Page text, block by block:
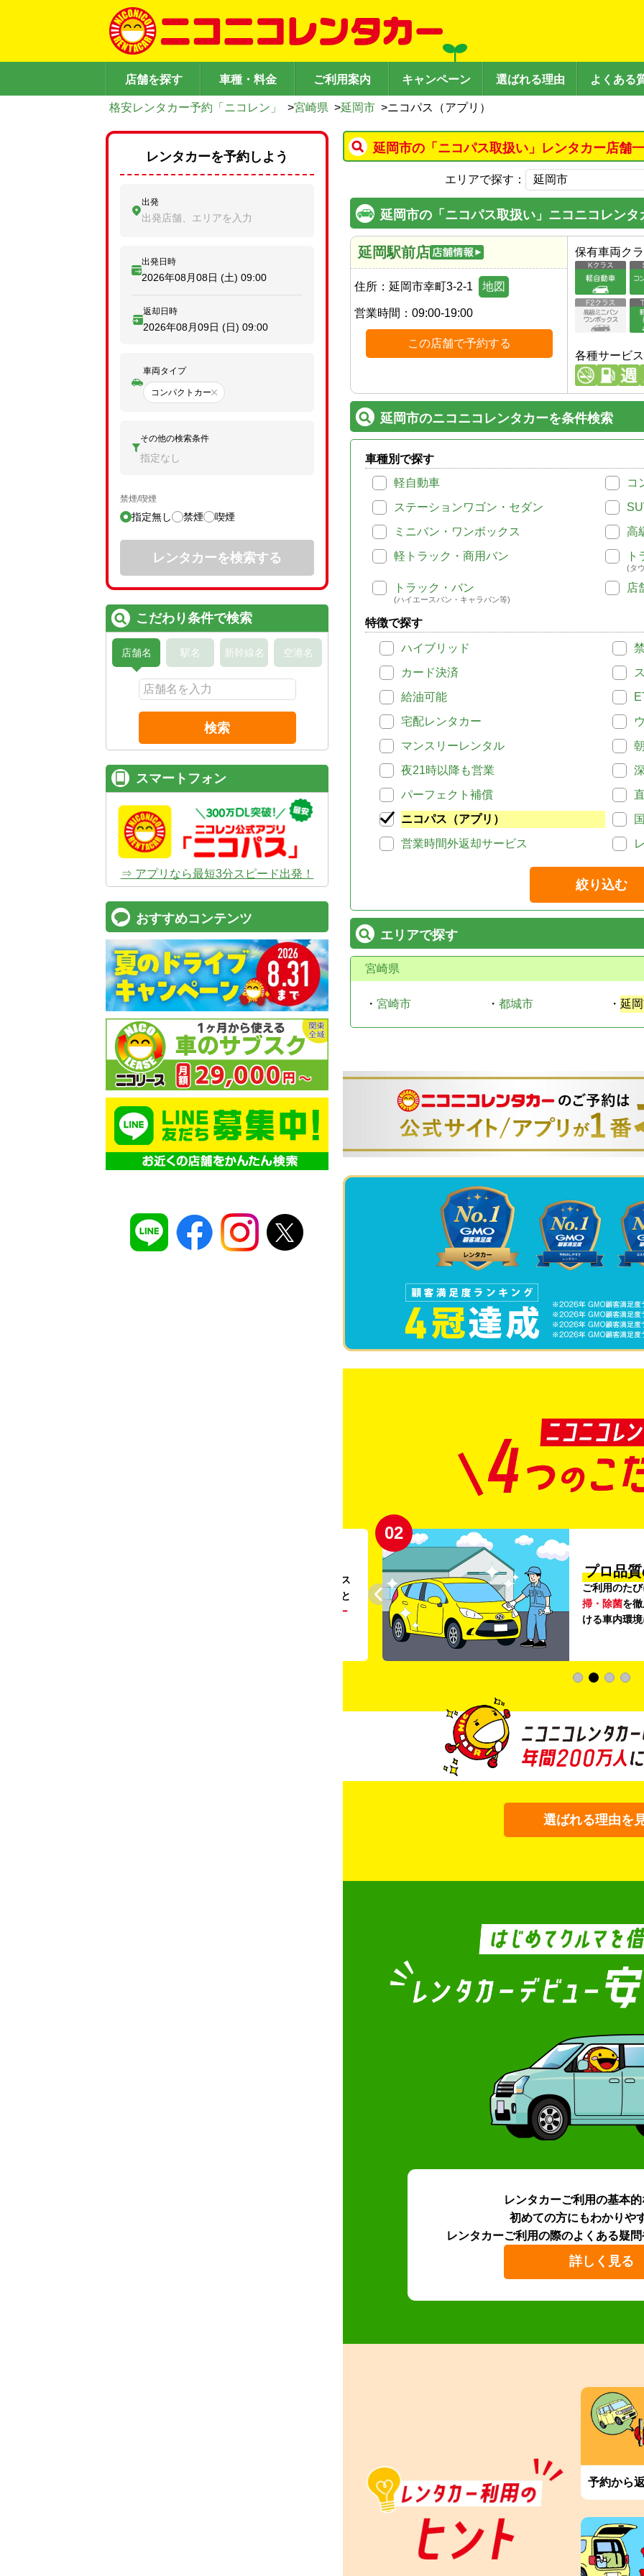
店舗を探す 車種・料金 ご利用案内 キャンペーン 選ばれる理由 よくある
格安レンタカー予約「ニコレン」 >宮崎県 >延岡市 >ニコパス（アプリ）
延岡市の「ニコパス取扱い」レンタカー店舗
エリアで探す：
延岡市の「ニコパス取扱い」ニコニコレンタ
延岡駅前店
住所： 延岡市幸町3-2-1 地図
営業時間： 09:00-19:00
この店舗で予約する
保有車両ク
各種サービス
延岡市のニコニコレンタカーを条件検索
車種別で探す
軽自動車
コ
ステーションワゴン・セダン
ミニバン・ワンボックス
高
軽トラック・商用バン
ト
(タ
トラック・バン
(ハイエースバン・キャラバン等)
店
特徴で探す
ハイブリッド
カード決済
給油可能
宅配レンタカー
マンスリーレンタル
夜21時以降も営業
パーフェクト補償
ニコパス（アプリ）
営業時間外返却サービス
絞り込む
エリアで探す
宮崎県
・ 宮崎市 ・ 都城市 ・ 延
。ガソリンス
タンドや整備工場の既存インフラを活用すること
リー
02
プロ品
ご利用のた
掃・除菌を
ける車内環
選ばれる理由を
レンタカーご利用の基本
初めての方にもわかりや
レンタカーご利用の際のよくある疑問
詳しく見る
予約から
レンタカーを予約しよう
出発
出発店舗、エリアを入力
出発日時
2026年08月08日 (土) 09:00
返却日時
2026年08月09日 (日) 09:00
車両タイプ
コンパクトカー
その他の検索条件
指定なし
禁煙/喫煙
指定無し 禁煙 喫煙
レンタカーを検索する
こだわり条件で検索
店舗名 駅名 新幹線名 空港名
検索
スマートフォン
⇒ アプリなら最短3分スピード出発！
おすすめコンテンツ